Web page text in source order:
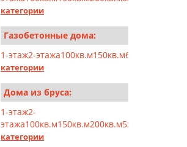
категории
Газобетонные дома:
1-этаж2-этажа100кв.м150кв.м6x6
категории
Дома из бруса:
1-этаж2-
этажа100кв.м150кв.м200кв.м5x5
категории